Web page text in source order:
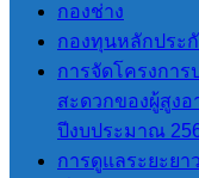
กองช่าง
กองทุนหลักประ
การจัดโครงกา
สะดวกของผู้สูง
ปีงบประมาณ
การดูแลระยะย
เมื่อวันที่ 11 กันยายน
เวลา 15.30 น.
นายสุริยัน ปัญญา นาย
องค์การบริหารส่วนตำ
สบป่องมอบหมายให้
บุคลากรฝ่ายงานป้องกั